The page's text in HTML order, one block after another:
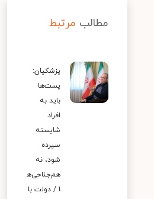
مطالب مرتبط
پزشکیان:
پست‌ها
باید به
افراد
شایسته
سپرده
شود، نه
هم‌جناحی‌ه
ا / دولت با